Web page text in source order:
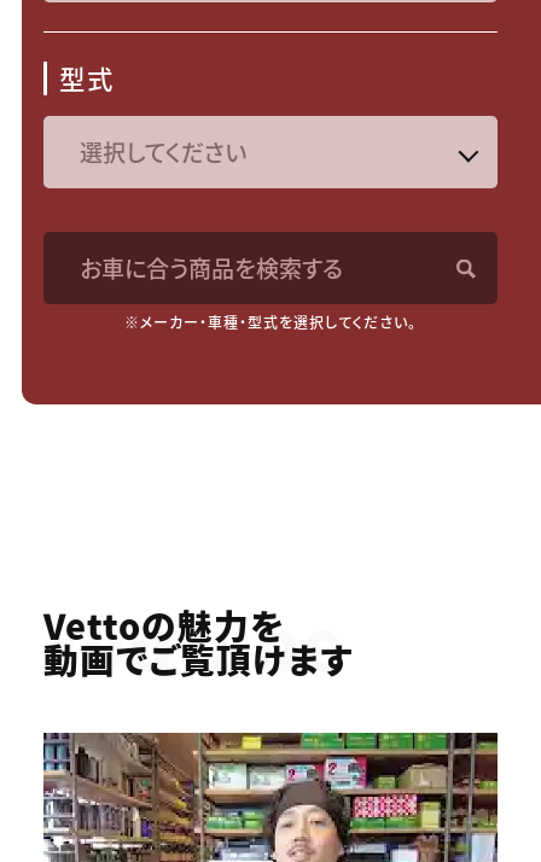
型式
お車に合う商品を検索する
※メーカー・車種・型式を選択してください。
Youtube
Vettoの魅力を
動画でご覧頂けます